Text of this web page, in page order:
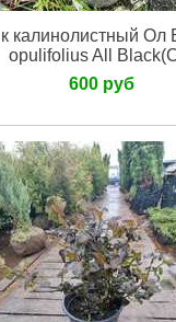
калинолистный Ол
opulifolius All
600 руб